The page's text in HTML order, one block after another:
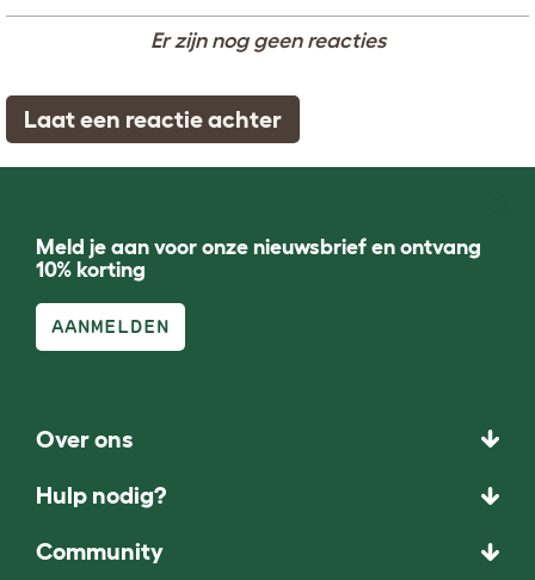
Er zijn nog geen reacties
Laat een reactie achter
Meld je aan voor onze nieuwsbrief en ontvang
10% korting
AANMELDEN
Over ons
Hulp nodig?
Community